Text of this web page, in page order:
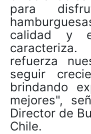
para
calidad y
refuerza
seguir
brindando
mejores",
Director de
Chile.